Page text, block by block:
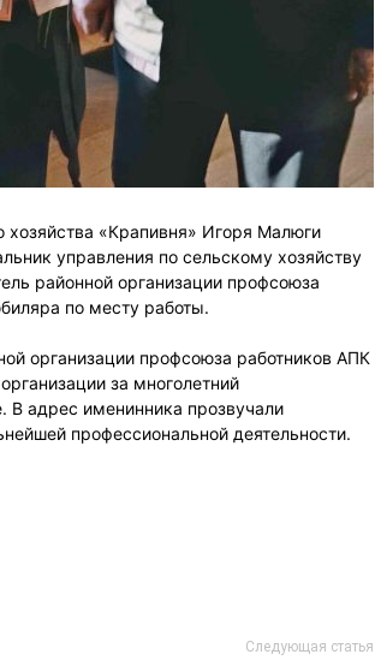
хозяйства «Крапивня» Игоря Малюги
управления по сельскому хозяйству
районной организации профсоюза
по месту работы.
организации профсоюза работников АПК
за многолетний
адрес именинника прозвучали
профессиональной деятельности.
Следующая статья